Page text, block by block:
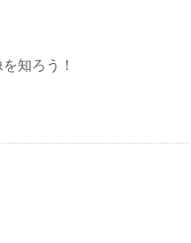
知ろう！